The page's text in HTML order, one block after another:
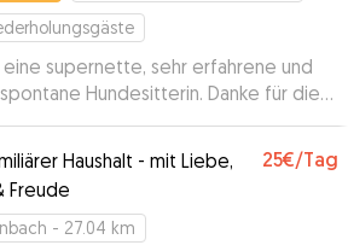
eine supernette, sehr erfahrene und
Hundesitterin. Danke für die
Betreuung. Immer wieder
Haushalt - mit Liebe,
Freude
25€/Tag
- 27.04 km